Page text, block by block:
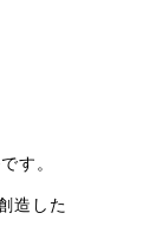
す。
造した